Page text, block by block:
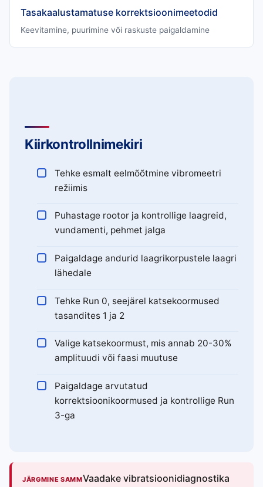
Tasakaalustamatuse korrektsioonimeetodid
Keevitamine, puurimine või raskuste paigaldamine
Kiirkontrollnimekiri
Tehke esmalt eelmõõtmine vibromeetri
režiimis
Puhastage rootor ja kontrollige laagreid,
vundamenti, pehmet jalga
Paigaldage andurid laagrikorpustele laagri
lähedale
Tehke Run 0, seejärel katsekoormused
tasandites 1 ja 2
Valige katsekoormust, mis annab 20-30%
amplituudi või faasi muutuse
Paigaldage arvutatud
korrektsioonikoormused ja kontrollige Run
3-ga
JÄRGMINE SAMMVaadake vibratsioonidiagnostika